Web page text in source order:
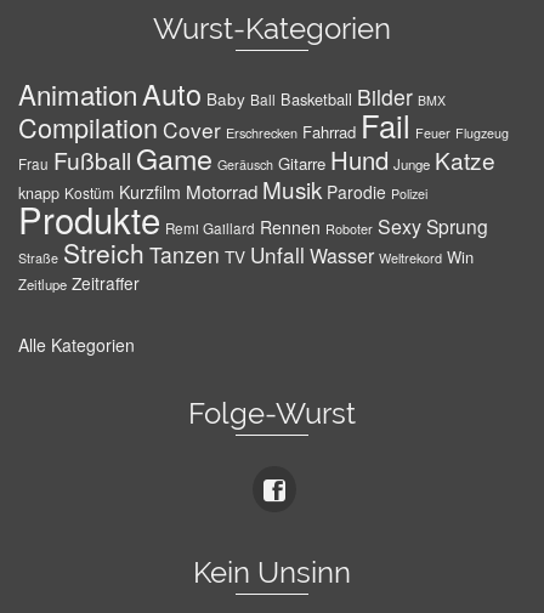
Wurst-Kategorien
AnimationAuto Baby Ball Basketball Bilder BMX
Compilation Cover Erschrecken Fahrrad Fail Feuer Flugzeug
Frau Fußball Game Geräusch Gitarre Hund Junge Katze
knapp Kostüm Kurzfilm Motorrad Musik Parodie Polizei
Produkte Remi Gaillard Rennen Roboter SexySprung
Straße Streich Tanzen TV Unfall Wasser Weltrekord Win
Zeitlupe Zeitraffer
Alle Kategorien
Folge-Wurst
Kein Unsinn